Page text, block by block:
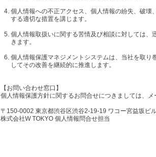
個人情報への不正アクセス、個人情報の紛失、破壊
する適切な措置を講じます。
個人情報取扱いに関する苦情及び相談に対しては、
きます。
個人情報保護マネジメントシステムは、当社を取り
してその改善を継続的に推進します。
【お問い合わせ窓口】
個人情報保護方針に関するお問合せにつきましては、メ
〒150-0002 東京都渋谷区渋谷2-19-19 ワコー宮益坂ビ
株式会社W TOKYO 個人情報問合せ担当